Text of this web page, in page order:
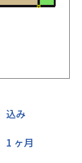
込み
1 ヶ月